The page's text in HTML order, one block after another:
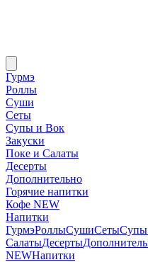
Гурмэ
Роллы
Суши
Сеты
Супы и Вок
Закуски
Поке и Салаты
Десерты
Дополнительно
Горячие напитки
Кофе NEW
Напитки
ГурмэРоллыСушиСеты
СалатыДесерты
NEWНапитки